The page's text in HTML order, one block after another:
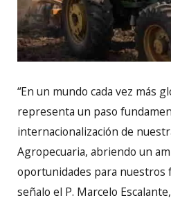
“En un mundo cada vez más
representa un paso
internacionalización de
Agropecuaria, abriendo un
oportunidades para nuestros
señalo el P. Marcelo